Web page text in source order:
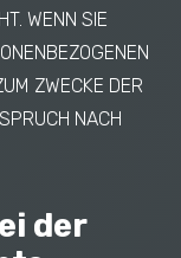
WENN SIE
ZWECKE DER
NACH
der